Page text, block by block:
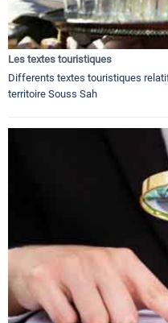
Les textes touristiques
Differents textes touristiques
territoire Souss Sah